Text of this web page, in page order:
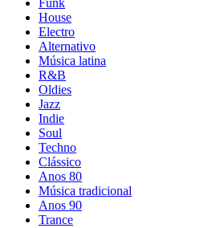
Funk
House
Electro
Alternativo
Música latina
R&B
Oldies
Jazz
Indie
Soul
Techno
Clássico
Anos 80
Música tradicional
Anos 90
Trance